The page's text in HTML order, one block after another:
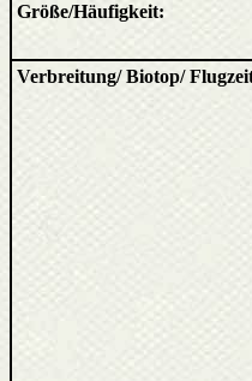
Größe/Häufigkeit:
Verbreitung/ Biotop/